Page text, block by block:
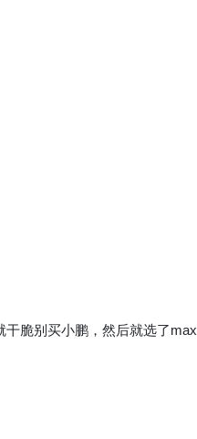
脆别买小鹏，然后就选了max